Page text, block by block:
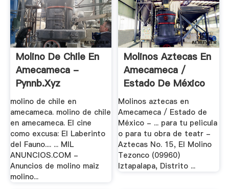
Molino De Chile En
Amecameca -
Pynnb.xyz
molino de chile en
amecameca. molino de chile
en amecameca. El cine
como excusa: El Laberinto
del Fauno.... ... MIL
ANUNCIOS.COM -
Anuncios de molino maiz
molino...
Molinos Aztecas En
Amecameca /
Estado De México
Molinos aztecas en
Amecameca / Estado de
México - ... para tu pelicula
o para tu obra de teatr -
Aztecas No. 15, El Molino
Tezonco (09960)
Iztapalapa, Distrito ...